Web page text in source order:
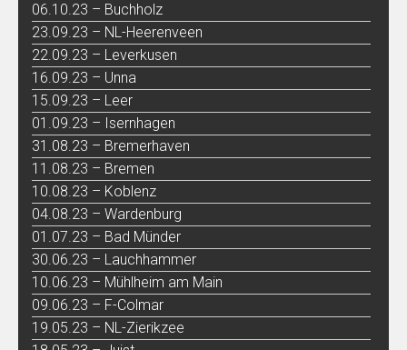
06.10.23 – Buchholz
23.09.23 – NL-Heerenveen
22.09.23 – Leverkusen
16.09.23 – Unna
15.09.23 – Leer
01.09.23 – Isernhagen
31.08.23 – Bremerhaven
11.08.23 – Bremen
10.08.23 – Koblenz
04.08.23 – Wardenburg
01.07.23 – Bad Münder
30.06.23 – Lauchhammer
10.06.23 – Mühlheim am Main
09.06.23 – F-Colmar
19.05.23 – NL-Zierikzee